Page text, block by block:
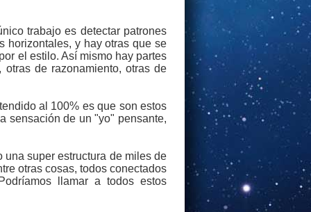
trabajo es detectar patrones
horizontales, y hay otras que se
el estilo. Así mismo hay partes
de razonamiento, otras de
al 100% es que son estos
sensación de un "yo" pensante,
super estructura de miles de
otras cosas, todos conectados
llamar a todos estos